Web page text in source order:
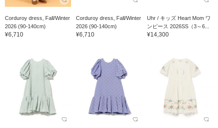
Corduroy dress, Fall/Winter
2026 (90-140cm)
¥6,710
Corduroy dress, Fall/Winter
2026 (90-140cm)
¥6,710
Uhr / キッズ Heart Mom ワ
ンピース 2026SS（3～6...
¥14,300